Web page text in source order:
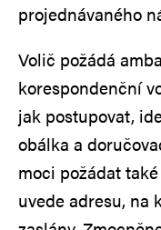
projednávaného
Volič požádá
korespondenční
jak postupovat,
obálka a
moci požádat
uvede adresu, na